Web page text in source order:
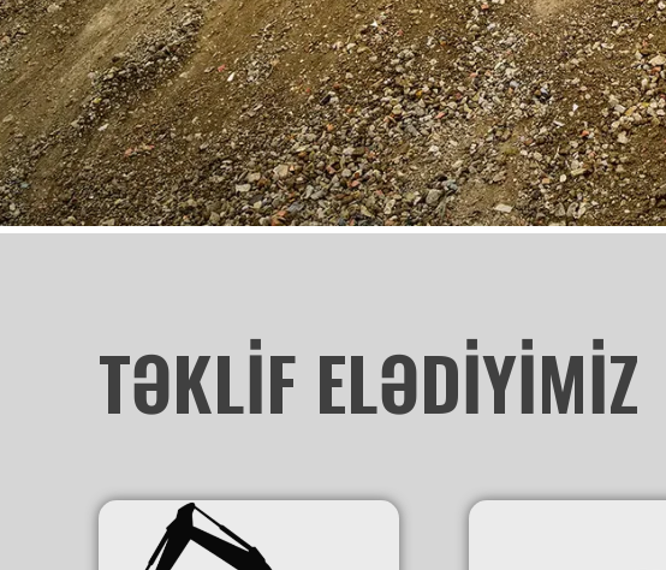
TƏKLİF ELƏDİYİMİZ